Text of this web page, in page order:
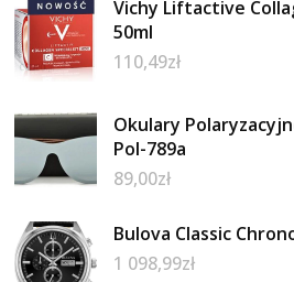
Vichy Liftactive
50ml
110,49zł
Okulary
Pol-789a
89,00zł
Bulova Classic
1 098,99zł